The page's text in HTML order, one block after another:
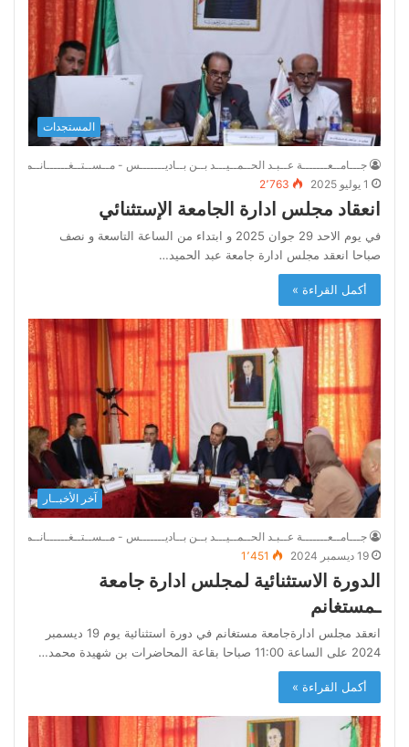
المستجدات
جـــامــعـــــــة عــبـد الحــمــيـــد بــن بــاديـــــــس - مــســتــغــــــانــم
1 يوليو 2025
2٬763
انعقاد مجلس ادارة الجامعة الإستثنائي
في يوم الاحد 29 جوان 2025 و ابتداء من الساعة التاسعة و نصف
صباحا انعقد مجلس ادارة جامعة عبد الحميد…
أكمل القراءة »
آخر الأخبــار
جـــامــعـــــــة عــبـد الحــمــيـــد بــن بــاديـــــــس - مــســتــغــــــانــم
19 ديسمبر 2024
1٬451
الدورة الاستثنائية لمجلس ادارة جامعة
ـمستغانم
انعقد مجلس ادارةجامعة مستغانم في دورة استثنائية يوم 19 ديسمبر
2024 على الساعة 11:00 صباحا بقاعة المحاضرات بن شهيدة محمد…
أكمل القراءة »